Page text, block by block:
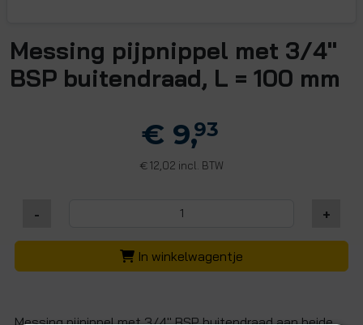
Messing pijpnippel met 3/4"
BSP buitendraad, L = 100 mm
€ 9,93
€ 12,02 incl. BTW
- +
In winkelwagentje
Messing pijnippel met 3/4" BSP buitendraad aan beide